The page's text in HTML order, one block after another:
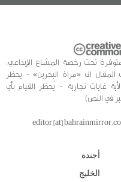
تحت رخصة المشاع الإبداعي،
المقال الى «مراة البحرين» - يحظر
غايات تجارية - يُحظر القيام بأي
في النص)
أجندة
الخليج